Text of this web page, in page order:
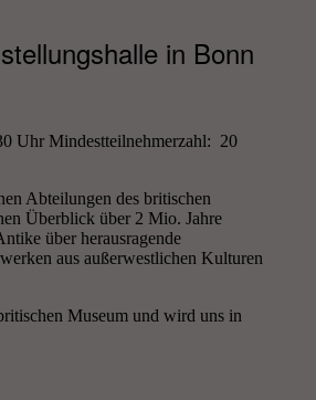
in Bonn
20
Abteilungen des britischen
Überblick über 2 Mio. Jahre
über herausragende
aus außerwestlichen Kulturen
Museum und wird uns in